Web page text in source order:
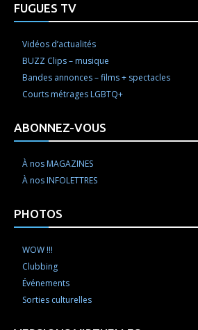
FUGUES TV
Vidéos d’actualités
BUZZ Clips – musique
Bandes annonces – films + spectacles
Courts métrages LGBTQ+
ABONNEZ-VOUS
À nos MAGAZINES
À nos INFOLETTRES
PHOTOS
WOW !!!
Clubbing
Événements
Sorties culturelles